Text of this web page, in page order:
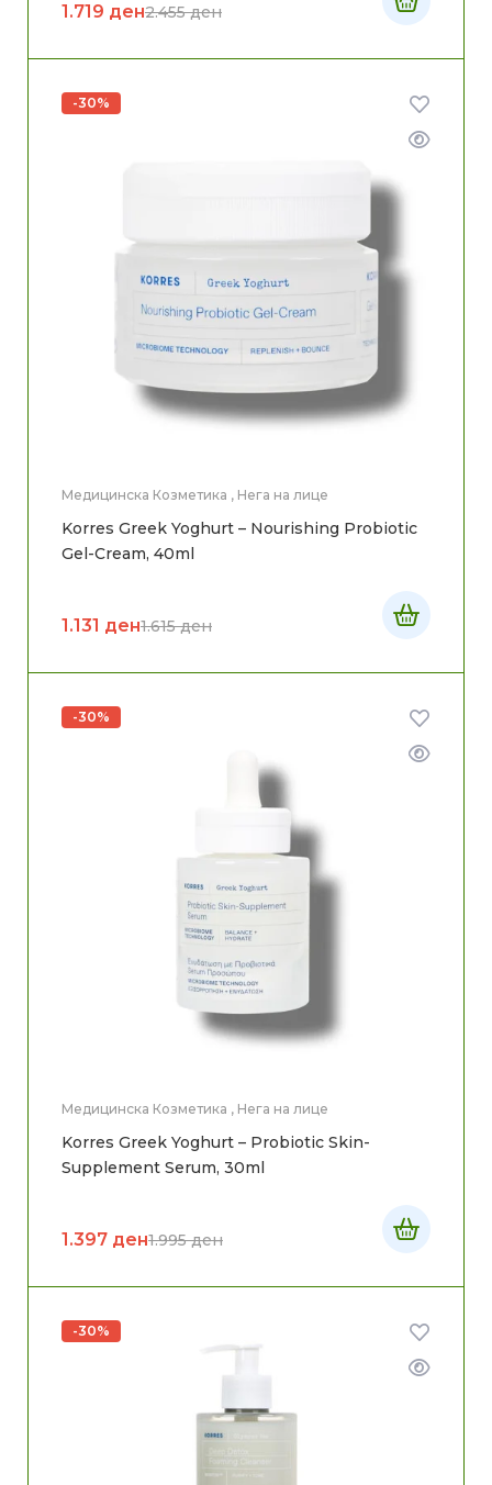
2.455ден
1.719 ден
-30%
Медицинска Козметика , Нега на лице
Korres Greek Yoghurt – Nourishing Probiotic
Gel-Cream, 40ml
1.615ден
1.131 ден
-30%
Медицинска Козметика , Нега на лице
Korres Greek Yoghurt – Probiotic Skin-
Supplement Serum, 30ml
1.995ден
1.397 ден
-30%